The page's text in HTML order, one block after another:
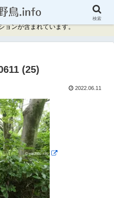
野鳥情報と記録
ョンが含まれています。
(25)
2022.06.11
検索